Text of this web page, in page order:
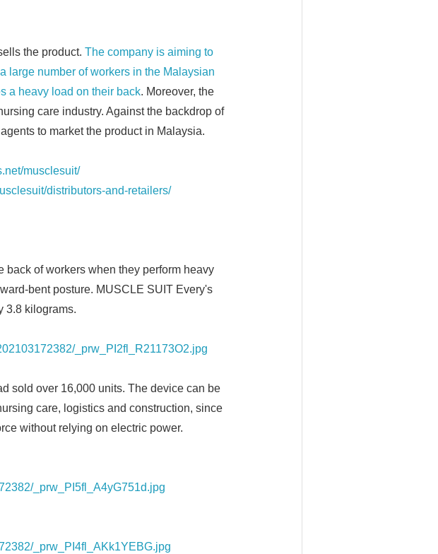
the product. The company is aiming to
large number of workers in the Malaysian
a heavy load on their back. Moreover, the
care industry. Against the backdrop of
to market the product in Malaysia.
musclesuit/
distributors-and-retailers/
of workers when they perform heavy
bent posture. MUSCLE SUIT Every's
3.8 kilograms.
_prw_PI2fl_R21173O2.jpg
sold over 16,000 units. The device can be
care, logistics and construction, since
without relying on electric power.
_prw_PI5fl_A4yG751d.jpg
_prw_PI4fl_AKk1YEBG.jpg